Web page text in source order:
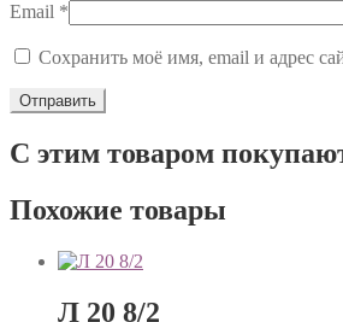
Email *
Сохранить моё имя, email и адрес
С этим товаром
Похожие товары
Л 20 8/2